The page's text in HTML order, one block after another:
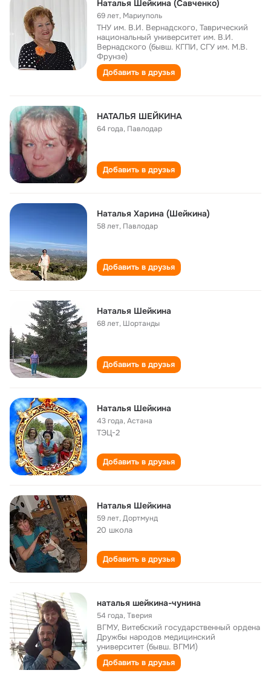
Наталья Шейкина (Савченко)
69 лет, Мариуполь
ТНУ им. В.И. Вернадского, Таврический
национальный университет им. В.И.
Вернадского (бывш. КГПИ, СГУ им. М.В.
Фрунзе)
Добавить в друзья
НАТАЛЬЯ ШЕЙКИНА
64 года, Павлодар
Добавить в друзья
Наталья Харина (Шейкина)
58 лет, Павлодар
Добавить в друзья
Наталья Шейкина
68 лет, Шортанды
Добавить в друзья
Наталья Шейкина
43 года,Астана
ТЭЦ-2
Добавить в друзья
Наталья Шейкина
59 лет,Дортмунд
20 школа
Добавить в друзья
наталья шейкина-чунина
54 года,Тверия
ВГМУ, Витебский государственный ордена
Дружбы народов медицинский
университет (бывш. ВГМИ)
Добавить в друзья